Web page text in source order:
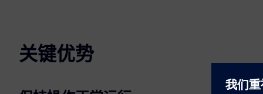
关键优势